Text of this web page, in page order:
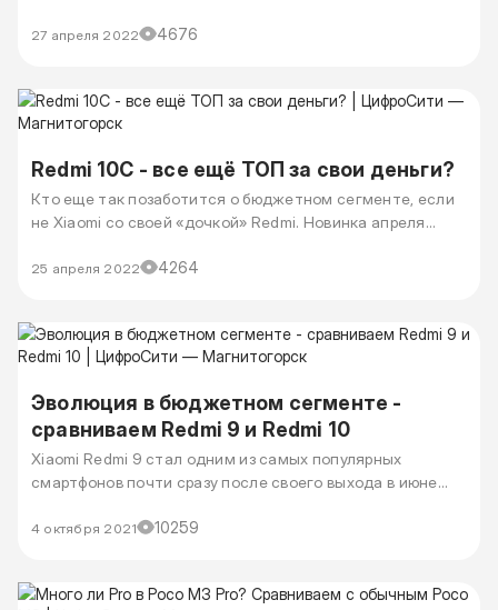
27 апреля 2022 4676
Redmi 10C - все ещё ТОП за свои деньги?
Кто еще так позаботится о бюджетном сегменте, если
не Xiaomi со своей «дочкой» Redmi. Новинка апреля
уже о себе говорить.
25 апреля 2022 4264
Эволюция в бюджетном сегменте -
сравниваем Redmi 9 и Redmi 10
Xiaomi Redmi 9 стал одним из самых популярных
смартфонов почти сразу после своего выхода в июне
Xiaomi Redmi 10. В этом обзоре разбираемся, что
4 октября 2021 10259